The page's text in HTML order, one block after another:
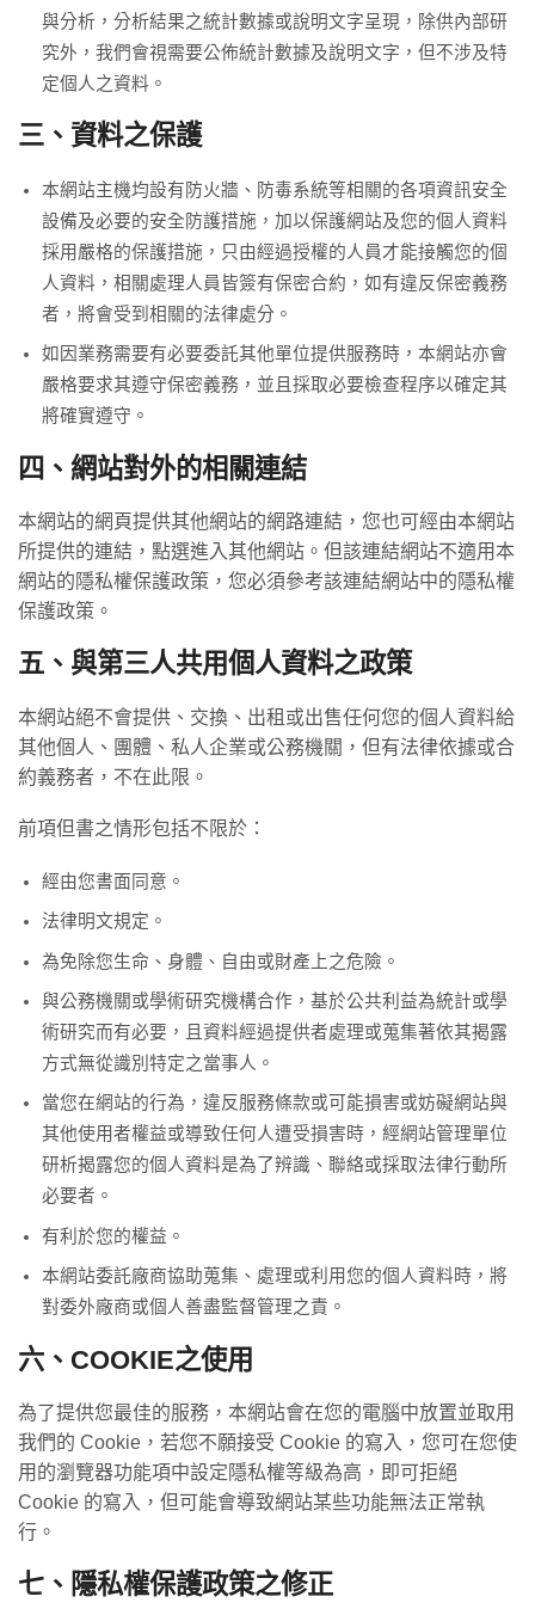
與分析，分析結果之統計數據或說明文字呈現，除供內部研
究外，我們會視需要公佈統計數據及說明文字，但不涉及特
定個人之資料。
三、資料之保護
本網站主機均設有防火牆、防毒系統等相關的各項資訊安全
設備及必要的安全防護措施，加以保護網站及您的個人資料
採用嚴格的保護措施，只由經過授權的人員才能接觸您的個
人資料，相關處理人員皆簽有保密合約，如有違反保密義務
者，將會受到相關的法律處分。
如因業務需要有必要委託其他單位提供服務時，本網站亦會
嚴格要求其遵守保密義務，並且採取必要檢查程序以確定其
將確實遵守。
四、網站對外的相關連結
本網站的網頁提供其他網站的網路連結，您也可經由本網站
所提供的連結，點選進入其他網站。但該連結網站不適用本
網站的隱私權保護政策，您必須參考該連結網站中的隱私權
保護政策。
五、與第三人共用個人資料之政策
本網站絕不會提供、交換、出租或出售任何您的個人資料給
其他個人、團體、私人企業或公務機關，但有法律依據或合
約義務者，不在此限。
前項但書之情形包括不限於：
經由您書面同意。
法律明文規定。
為免除您生命、身體、自由或財產上之危險。
與公務機關或學術研究機構合作，基於公共利益為統計或學
術研究而有必要，且資料經過提供者處理或蒐集著依其揭露
方式無從識別特定之當事人。
當您在網站的行為，違反服務條款或可能損害或妨礙網站與
其他使用者權益或導致任何人遭受損害時，經網站管理單位
研析揭露您的個人資料是為了辨識、聯絡或採取法律行動所
必要者。
有利於您的權益。
本網站委託廠商協助蒐集、處理或利用您的個人資料時，將
對委外廠商或個人善盡監督管理之責。
六、COOKIE之使用
為了提供您最佳的服務，本網站會在您的電腦中放置並取用
我們的 Cookie，若您不願接受 Cookie 的寫入，您可在您使
用的瀏覽器功能項中設定隱私權等級為高，即可拒絕
Cookie 的寫入，但可能會導致網站某些功能無法正常執
行。
七、隱私權保護政策之修正